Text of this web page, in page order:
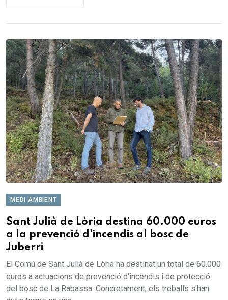
MEDI AMBIENT
Sant Julià de Lòria destina 60.000 euros
a la prevenció d'incendis al bosc de
Juberri
El Comú de Sant Julià de Lòria ha destinat un total de 60.000
euros a actuacions de prevenció d'incendis i de protecció
del bosc de La Rabassa. Concretament, els treballs s'han